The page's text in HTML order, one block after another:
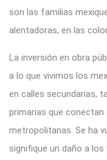
son las familias
alentadoras, en las
La inversión en obra
a lo que vivimos los
en calles secundarias,
primarias que
metropolitanas. Se ha
signifique un daño a